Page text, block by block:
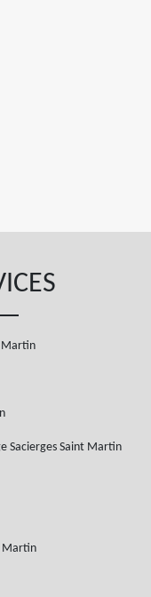
Martin
Sacierges Saint Martin
Martin